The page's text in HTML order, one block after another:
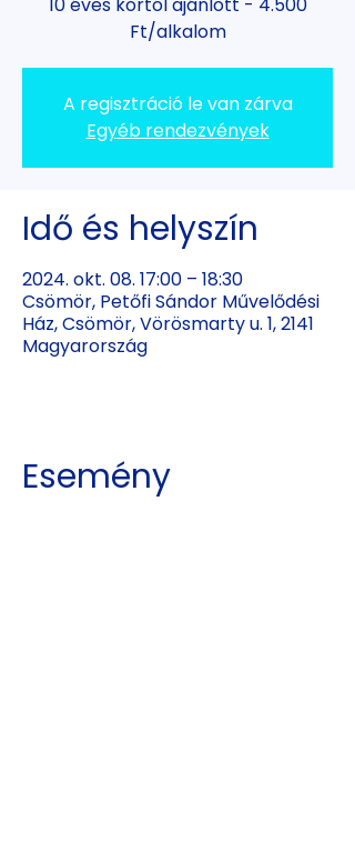
Ft/alkalom
A regisztráció le van zárva
Egyéb rendezvények
Idő és helyszín
2024. okt. 08. 17:00 – 18:30
Csömör, Petőfi Sándor Művelődési
Ház, Csömör, Vörösmarty u. 1, 2141
Magyarország
Esemény